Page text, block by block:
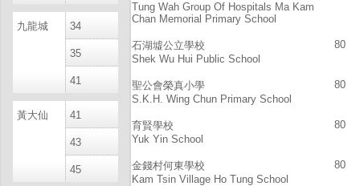
九龍城 34
35
41
黃大仙 41
43
45
Tung Wah Group Of Hospitals Ma Kam
Chan Memorial Primary School
石湖墟公立學校
Shek Wu Hui Public School
80
聖公會榮真小學
S.K.H. Wing Chun Primary School
80
育賢學校
Yuk Yin School
80
金錢村何東學校
Kam Tsin Village Ho Tung School
80